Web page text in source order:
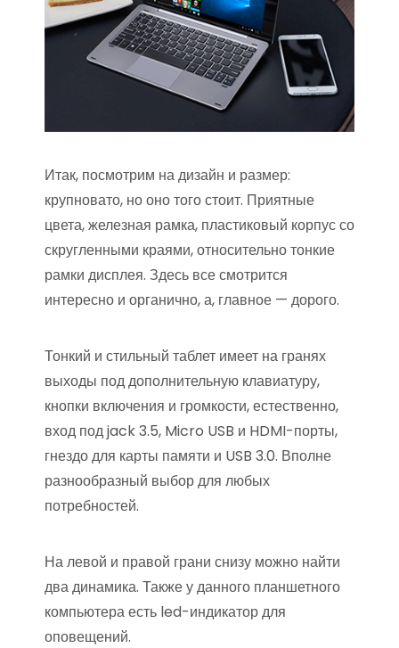
Итак, посмотрим на дизайн и размер:
крупновато, но оно того стоит. Приятные
цвета, железная рамка, пластиковый корпус со
скругленными краями, относительно тонкие
рамки дисплея. Здесь все смотрится
интересно и органично, а, главное — дорого.
Тонкий и стильный таблет имеет на гранях
выходы под дополнительную клавиатуру,
кнопки включения и громкости, естественно,
вход под jack 3.5, Micro USB и HDMI-порты,
гнездо для карты памяти и USB 3.0. Вполне
разнообразный выбор для любых
потребностей.
На левой и правой грани снизу можно найти
два динамика. Также у данного планшетного
компьютера есть led-индикатор для
оповещений.